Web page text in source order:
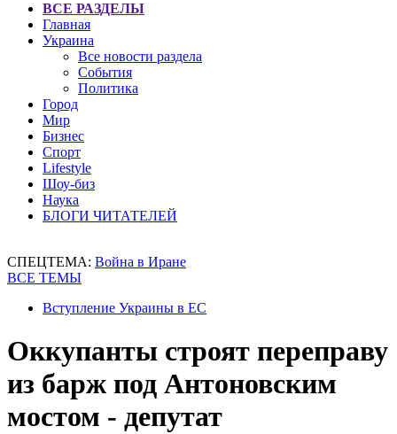
ВСЕ РАЗДЕЛЫ
Главная
Украина
Все новости раздела
События
Политика
Город
Мир
Бизнес
Спорт
Lifestyle
Шоу-биз
Наука
БЛОГИ ЧИТАТЕЛЕЙ
СПЕЦТЕМА: Война в Иране
ВСЕ ТЕМЫ
Вступление Украины в ЕС
Оккупанты строят переправу
из барж под Антоновским
мостом - депутат